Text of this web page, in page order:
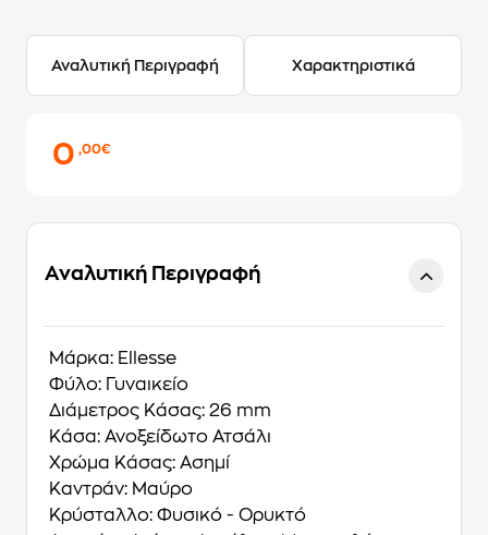
Αναλυτική Περιγραφή Χαρακτηριστικά
0,00€
Αναλυτική Περιγραφή
Μάρκα: Ellesse
Φύλο: Γυναικείο
Διάμετρος Κάσας: 26 mm
Κάσα: Ανοξείδωτο Ατσάλι
Χρώμα Κάσας: Ασημί
Καντράν: Μαύρο
Κρύσταλλο: Φυσικό - Ορυκτό